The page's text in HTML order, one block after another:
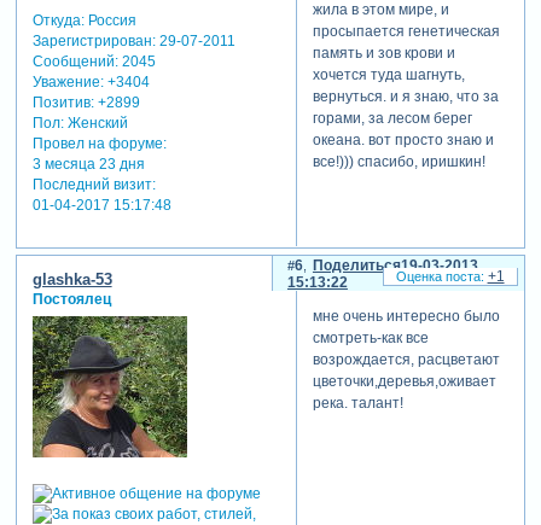
Откуда:Россия
Зарегистрирован: 29-07-2011
Сообщений:2045
Уважение: +3404
Позитив: +2899
Пол:Женский
Провел на форуме:
3 месяца 23 дня
Последний визит:
01-04-2017 15:17:48
жила в этом мире, и
просыпается генетическая
память и зов крови и
хочется туда шагнуть,
вернуться. и я знаю, что за
горами, за лесом берег
океана. вот просто знаю и
все!))) спасибо, иришкин!
Поделиться
6
19-03-2013
15:13:22
glashka-53
Постоялец
мне очень интересно было
смотреть-как все
возрождается, расцветают
цветочки,деревья,оживает
река. талант!
+1